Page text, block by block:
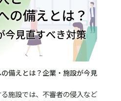
で、
う。
コラム／トピックス
コラム／トピックス